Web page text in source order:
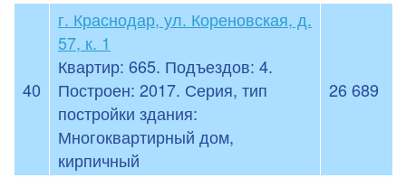
40
г. Краснодар, ул. Кореновская, д.
57, к. 1
Квартир: 665. Подъездов: 4.
Построен: 2017. Серия, тип
постройки здания:
Многоквартирный дом,
кирпичный
26 689